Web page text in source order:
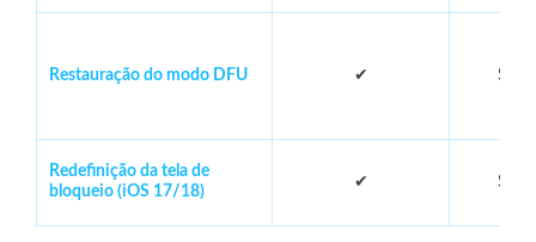
Restauração do modo DFU ✔
Redefinição da tela de
bloqueio (iOS 17/18)
✔